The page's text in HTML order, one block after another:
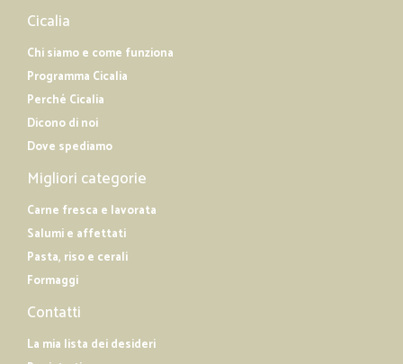
Cicalia
Chi siamo e come funziona
Programma Cicalia
Perché Cicalia
Dicono di noi
Dove spediamo
Migliori categorie
Carne fresca e lavorata
Salumi e affettati
Pasta, riso e cerali
Formaggi
Contatti
La mia lista dei desideri